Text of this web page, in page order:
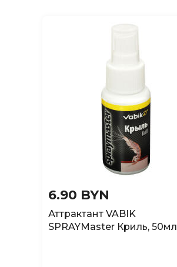
6.90 BYN
Аттрактант VABIK
SPRAYMaster Криль, 50мл